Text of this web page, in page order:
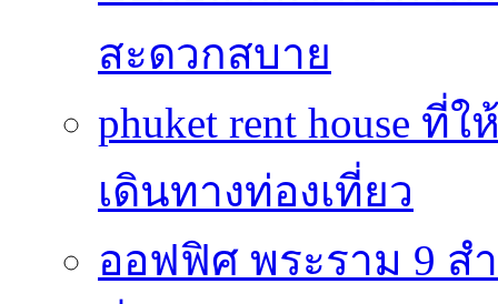
สะดวกสบาย
phuket rent house
เดินทางท่องเที่ยว
ออฟฟิศ พระราม 9 ส